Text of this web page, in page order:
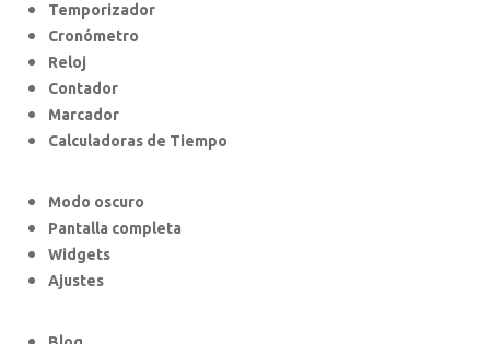
Temporizador
Cronómetro
Reloj
Contador
Marcador
Calculadoras de Tiempo
Modo oscuro
Pantalla completa
Widgets
Ajustes